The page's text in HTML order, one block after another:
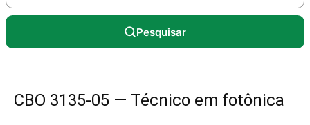
Pesquisar
CBO 3135-05 — Técnico em fotônica